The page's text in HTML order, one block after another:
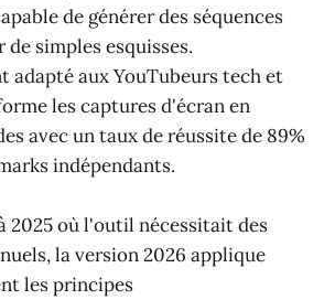
de générer des séquences
simples esquisses.
adapté aux YouTubeurs tech et
les captures d'écran en
avec un taux de réussite de 89%
indépendants.
2025 où l'outil nécessitait des
la version 2026 applique
les principes